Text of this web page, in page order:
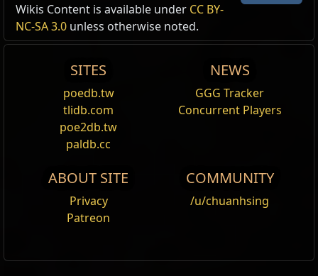
Active Type: Warcry, Area, Duration, Cold,
Damage, Cooldown, EmpowersOtherSkill,
UsableWhileMoving, Nova,
ConsumesCharges, Buff, Shapeshift, Wolf
Власть огня
Усиливает любое умение, наносящее урон.
Усиленные умения
приобретаютурон от
Эффективность I
использование. Не может усиливать умения,
Арктический вой кровавой луны
Эффект Арктического воя,Кровавая луна
Cost:85
Ваш Арктический вой приобретает эффект кровавой
Wikis Content is available under CC BY-
NC-SA 3.0 unless otherwise noted.
SITES
poedb.tw
tlidb.com
poe2db.tw
paldb.cc
NEWS
GGG Tracker
Concurrent Players
ABOUT SITE
Privacy
Patreon
COMMUNITY
/u/chuanhsing